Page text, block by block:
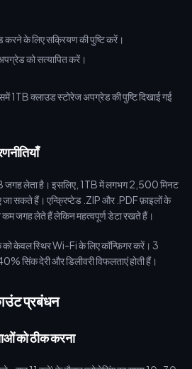
के लिए सक्रियण की पुष्टि करें।
को सत्यापित करें।
जगह लेता है। इसलिए, 1TB में लगभग 2,500 मिनट
सकते हैं। एन्क्रिप्टेड .ZIP और .PDF फ़ाइलों के
कम जगह लेते हैं लेकिन महत्वपूर्ण डेटा रखते हैं।
को केवल स्थिर Wi-Fi के लिए कॉन्फ़िगर करें। 3
सिंक देरी और डिलीवरी विफलताएं होती हैं।
प्रबंधन
को ठीक करना